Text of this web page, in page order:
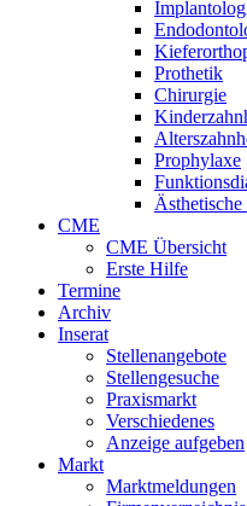
Prothetik
Chirurgie
Prophylaxe
CME
CME Übersicht
Erste Hilfe
Termine
Archiv
Inserat
Stellenangebote
Stellengesuche
Praxismarkt
Verschiedenes
Anzeige aufgeben
Markt
Marktmeldungen